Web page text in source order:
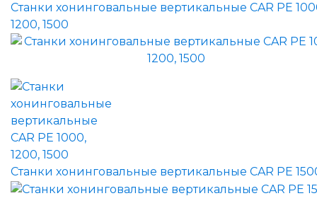
Станки хонинговальные вертикальные CAR PE
1200, 1500
Станки хонинговальные вертикальные CAR PE